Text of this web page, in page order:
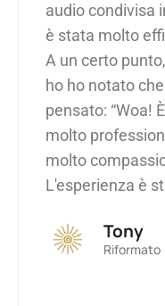
audio condivisa
è stata molto
A un certo
ho ho notato
pensato: “Woa!
molto
molto
L'esperienza è
Tony
Riformato